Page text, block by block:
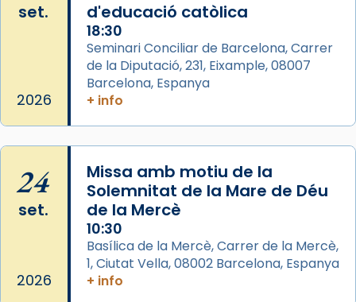
Santes a Mataró»🥵.
Photo
View on Facebook · Share
2 weeks ago
seu germà Joan i Pere un dels que
acompanyava més de prop Jesús.
Segons el llibre dels Fets (12,2) fou el primer
apòstol màrtir, decapitat a Jerusalem per
Herodes Agripa (vers l'any 44).
set.
2026
d'educació catòlica
18:30
Seminari Conciliar de Barcelona, Carrer
de la Diputació, 231, Eixample, 08007
Barcelona, Espanya
+ info
24
set.
2026
Missa amb motiu de la
Solemnitat de la Mare de Déu
de la Mercè
10:30
Basílica de la Mercè, Carrer de la Mercè,
1, Ciutat Vella, 08002 Barcelona, Espanya
+ info